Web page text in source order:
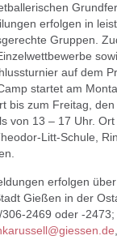
erfolgen in
Gruppen.
auf dem
startet am
bis zum Freitag, den
von 13 – 17 Uhr.
Litt-Schule,
erfolgen
Gießen in der
2469 oder -2473;